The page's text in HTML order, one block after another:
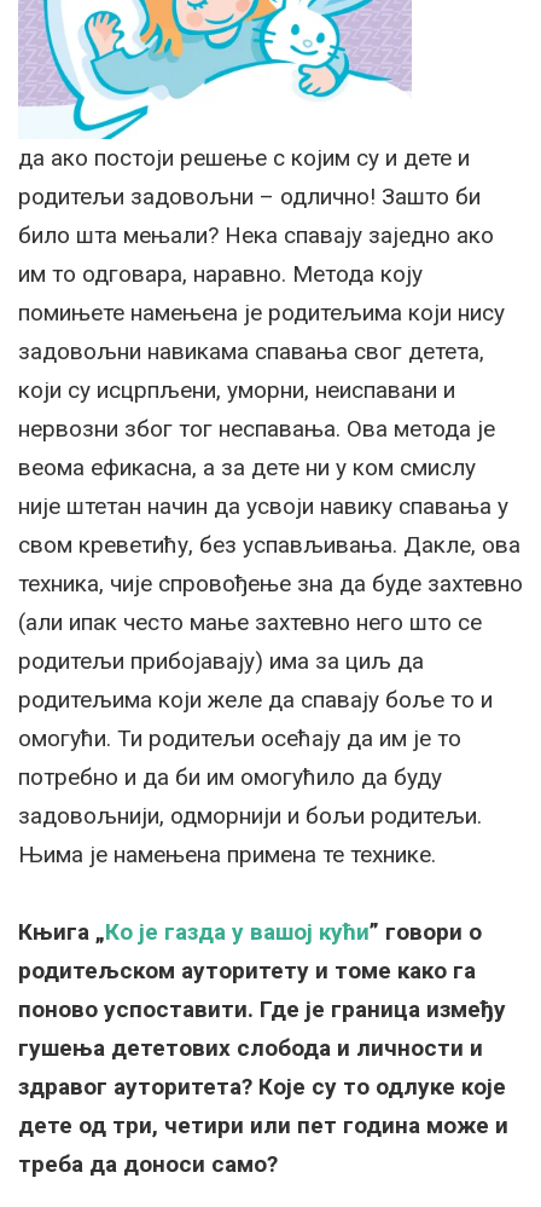
да ако постоји решење с којим су и дете и
родитељи задовољни – одлично! Зашто би
било шта мењали? Нека спавају заједно ако
им то одговара, наравно. Метода коју
помињете намењена је родитељима који нису
задовољни навикама спавања свог детета,
који су исцрпљени, уморни, неиспавани и
нервозни због тог неспавања. Ова метода је
веома ефикасна, а за дете ни у ком смислу
није штетан начин да усвоји навику спавања у
свом креветићу, без успављивања. Дакле, ова
техника, чије спровођење зна да буде захтевно
(али ипак често мање захтевно него што се
родитељи прибојавају) има за циљ да
родитељима који желе да спавају боље то и
омогући. Ти родитељи осећају да им је то
потребно и да би им омогућило да буду
задовољнији, одморнији и бољи родитељи.
Њима је намењена примена те технике.
Књига „Ко је газда у вашој кући” говори о
родитељском ауторитету и томе како га
поново успоставити. Где је граница између
гушења дететових слобода и личности и
здравог ауторитета? Које су то одлуке које
дете од три, четири или пет година може и
треба да доноси само?